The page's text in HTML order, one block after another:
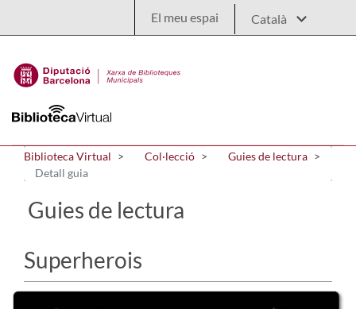
El meu espai
Biblioteca Virtual Col·lecció
Guies de lectura
Detall guia
Guies de lectura
Superherois